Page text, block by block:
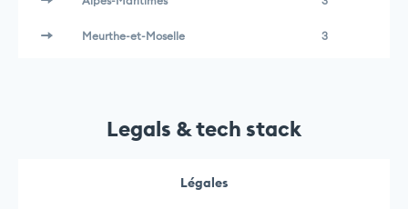
Meurthe-et-Moselle 3
Legals & tech stack
Légales